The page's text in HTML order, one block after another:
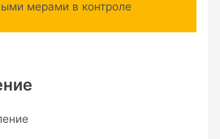
мерами в контроле